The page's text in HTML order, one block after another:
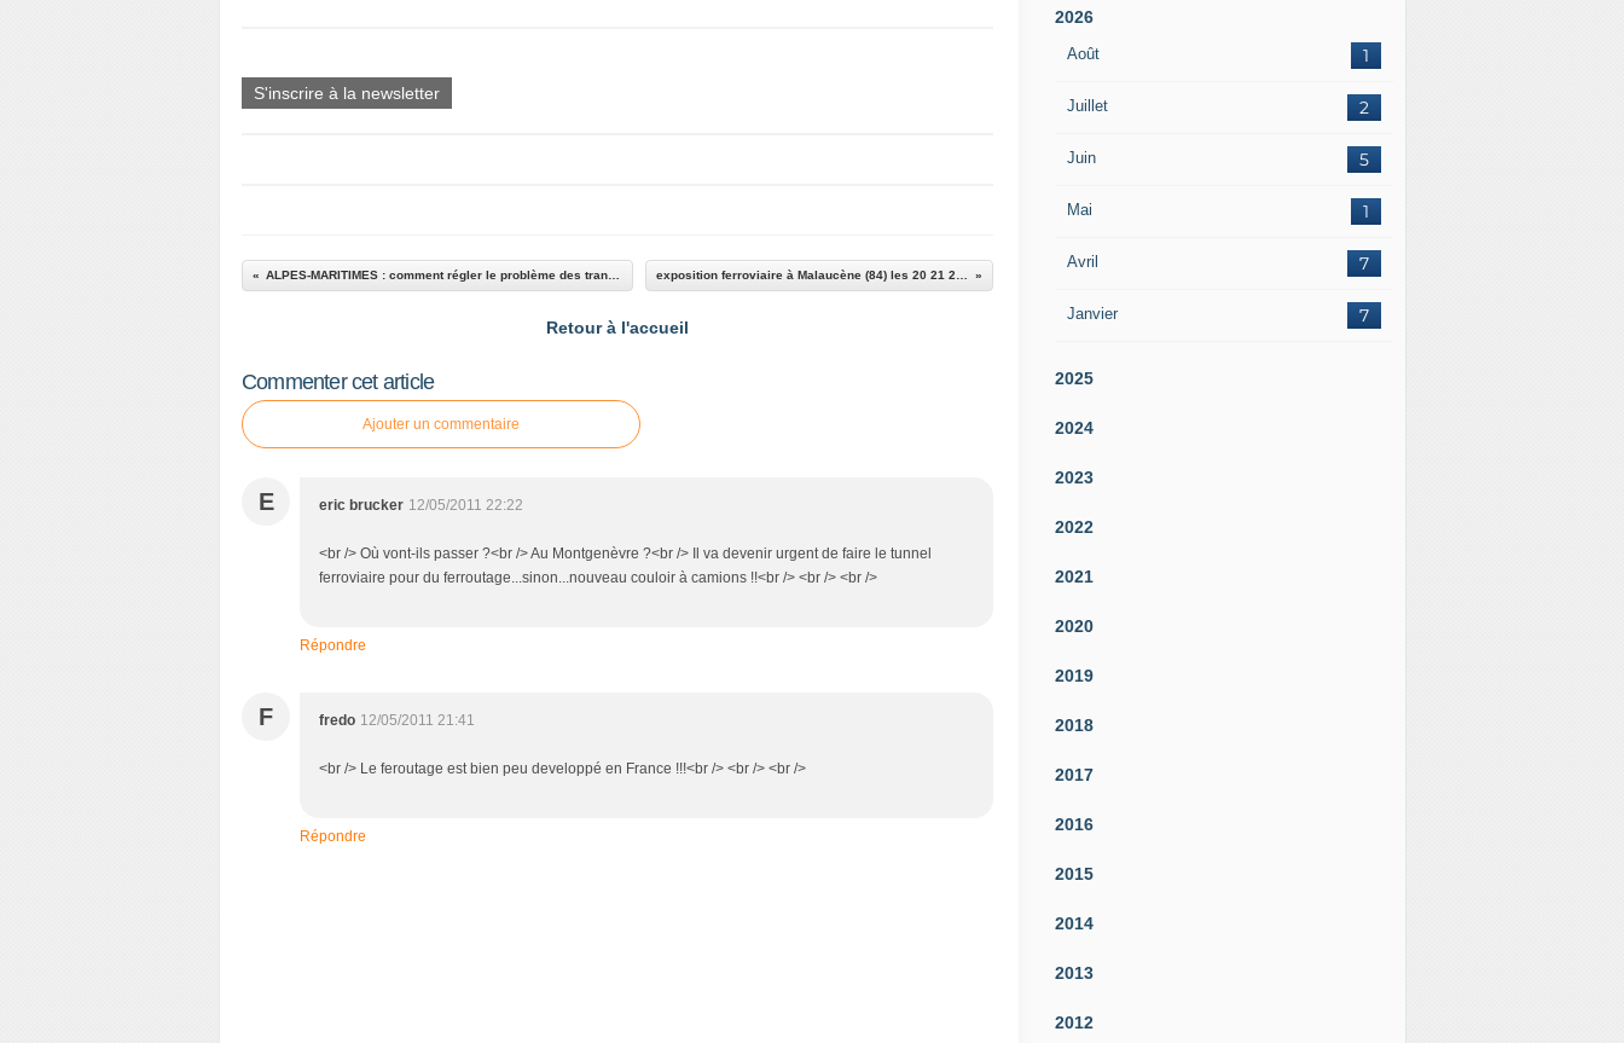
S'inscrire à la newsletter
Retour à l'accueil
Commenter cet article
Ajouter un commentaire
E eric brucker 12/05/2011 22:22
<br /> Où vont-ils passer ?<br /> Au Montgenèvre ?<br /> Il va devenir urgent de faire le tunnel
ferroviaire pour du ferroutage...sinon...nouveau couloir à camions !!<br /> <br /> <br />
Répondre
F fredo 12/05/2011 21:41
<br /> Le feroutage est bien peu developpé en France !!!<br /> <br /> <br />
Répondre
2026
Août 1
Juillet 2
Juin 5
Mai 1
Avril 7
Janvier 7
2025
2024
2023
2022
2021
2020
2019
2018
2017
2016
2015
2014
2013
2012